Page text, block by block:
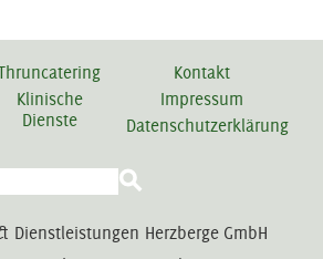
Klinische
Dienste
Kontakt
Impressum
Datenschutzerklärung
Dienstleistungen Herzberge GmbH